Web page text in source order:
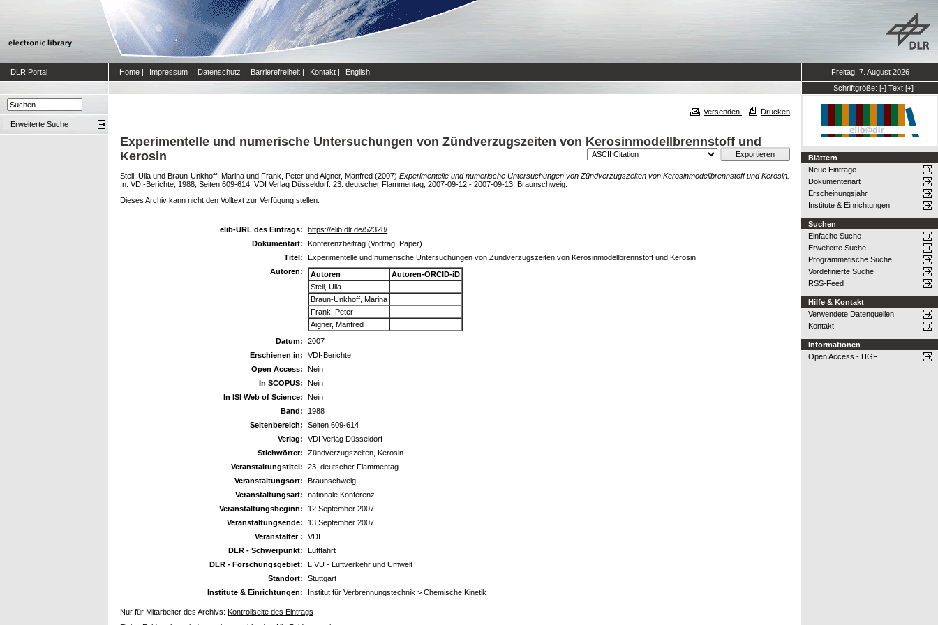
DLR Portal Home | Impressum | Datenschutz | Barrierefreiheit | Kontakt | English
Freitag, 7. August 2026
Schriftgröße: [-] Text [+]
Erweiterte Suche
Versenden Drucken
Experimentelle und numerische Untersuchungen von Zündverzugszeiten von Kerosinmodellbrennstoff und
Kerosin
Steil, Ulla und Braun-Unkhoff, Marina und Frank, Peter undAigner, Manfred (2007) Experimentelle und numerische Untersuchungen von Zündverzugszeiten von Kerosinmodellbrennstoff und Kerosin.
In: VDI-Berichte, 1988, Seiten 609-614. VDI Verlag Düsseldorf. 23. deutscher Flammentag, 2007-09-12 - 2007-09-13, Braunschweig.
Dieses Archiv kann nicht den Volltext zur Verfügung stellen.
elib-URL des Eintrags:
https://elib.dlr.de/52328/
Dokumentart:
Konferenzbeitrag (Vortrag, Paper)
Titel:
Experimentelle und numerische Untersuchungen von Zündverzugszeiten von Kerosinmodellbrennstoff und Kerosin
Autoren:
Autoren
Autoren-ORCID-iD
Steil, Ulla
Braun-Unkhoff, Marina
Frank, Peter
Aigner, Manfred
Datum:
2007
Erschienen in:
VDI-Berichte
Open Access:
Nein
In SCOPUS:
Nein
In ISI Web of Science:
Nein
Band:
1988
Seitenbereich:
Seiten 609-614
Verlag:
VDI Verlag Düsseldorf
Stichwörter:
Zündverzugszeiten, Kerosin
Veranstaltungstitel:
23. deutscher Flammentag
Veranstaltungsort:
Braunschweig
Veranstaltungsart:
nationale Konferenz
Veranstaltungsbeginn:
12 September 2007
Veranstaltungsende:
13 September 2007
Veranstalter :
VDI
DLR - Schwerpunkt:
Luftfahrt
DLR - Forschungsgebiet:
L VU - Luftverkehr und Umwelt
Standort:
Stuttgart
Institute & Einrichtungen:
Institut für Verbrennungstechnik > Chemische Kinetik
Nur für Mitarbeiter des Archivs: Kontrollseite des Eintrags
Blättern
Neue Einträge
Dokumentenart
Erscheinungsjahr
Institute & Einrichtungen
Suchen
Einfache Suche
Erweiterte Suche
Programmatische Suche
Vordefinierte Suche
RSS-Feed
Hilfe & Kontakt
Verwendete Datenquellen
Kontakt
Informationen
Open Access - HGF